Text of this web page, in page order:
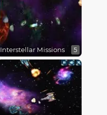
Interstellar Missions 5